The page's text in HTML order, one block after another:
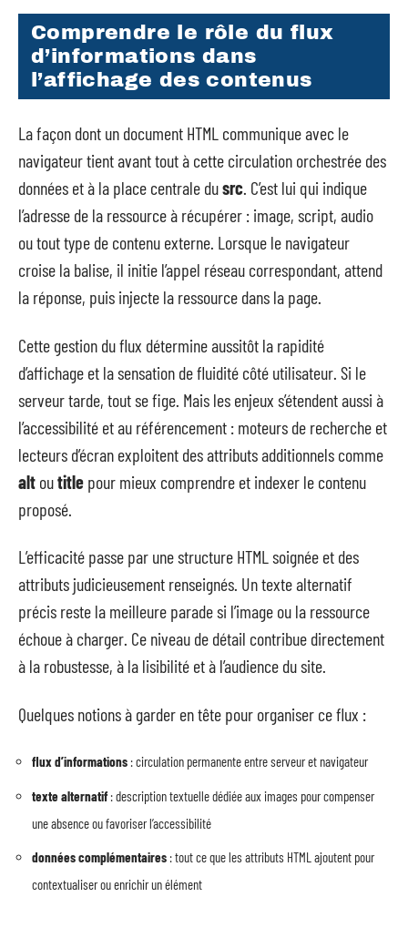
Comprendre le rôle du flux
d’informations dans
l’affichage des contenus
La façon dont un document HTML communique avec le
navigateur tient avant tout à cette circulation orchestrée des
données et à la place centrale dusrc. C’est lui qui indique
l’adresse de la ressource à récupérer : image, script, audio
ou tout type de contenu externe. Lorsque le navigateur
croise la balise, il initie l’appel réseau correspondant, attend
la réponse, puis injecte la ressource dans la page.
Cette gestion du flux détermine aussitôt la rapidité
d’affichage et la sensation de fluidité côté utilisateur. Si le
serveur tarde, tout se fige. Mais les enjeux s’étendent aussi à
l’accessibilité et au référencement : moteurs de recherche et
lecteurs d’écran exploitent des attributs additionnels comme
alt outitle pour mieux comprendre et indexer le contenu
proposé.
L’efficacité passe par une structure HTML soignée et des
attributs judicieusement renseignés. Un texte alternatif
précis reste la meilleure parade si l’image ou la ressource
échoue à charger. Ce niveau de détail contribue directement
à la robustesse, à la lisibilité et à l’audience du site.
Quelques notions à garder en tête pour organiser ce flux :
flux d’informations : circulation permanente entre serveur et navigateur
texte alternatif: description textuelle dédiée aux images pour compenser
une absence ou favoriser l’accessibilité
données complémentaires : tout ce que les attributs HTML ajoutent pour
contextualiser ou enrichir un élément